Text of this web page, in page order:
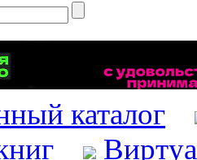
каталог